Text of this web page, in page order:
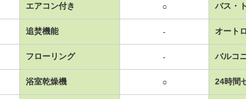
エアコン付き ○ バス・
追焚機能 - オート
フローリング - バルコ
浴室乾燥機 ○ 24時間